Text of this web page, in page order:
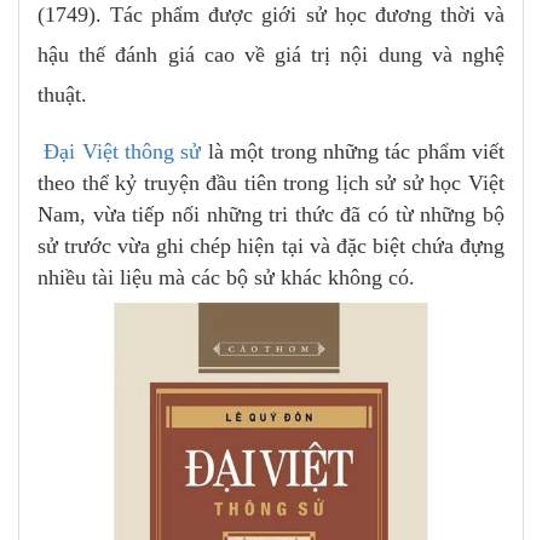
(1749). Tác phẩm được giới sử học đương thời và
hậu thế đánh giá cao về giá trị nội dung và nghệ
thuật.
Đại Việt thông sửlà một trong những tác phẩm viết
theo thể kỷ truyện đầu tiên trong lịch sử sử học Việt
Nam, vừa tiếp nối những tri thức đã có từ những bộ
sử trước vừa ghi chép hiện tại và đặc biệt chứa đựng
nhiều tài liệu mà các bộ sử khác không có.